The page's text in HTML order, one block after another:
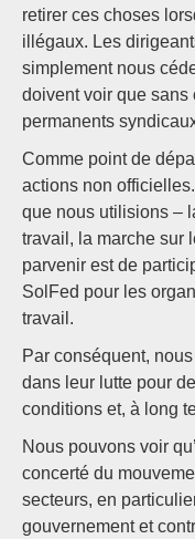
retirer ces choses
illégaux. Les
simplement nous
doivent voir que sans
permanents
Comme point de
actions non
que nous utilisions –
travail, la marche sur
parvenir est de
SolFed pour les
travail.
Par conséquent,
dans leur lutte pour
conditions et, à long
Nous pouvons voir
concerté du
secteurs, en
gouvernement et